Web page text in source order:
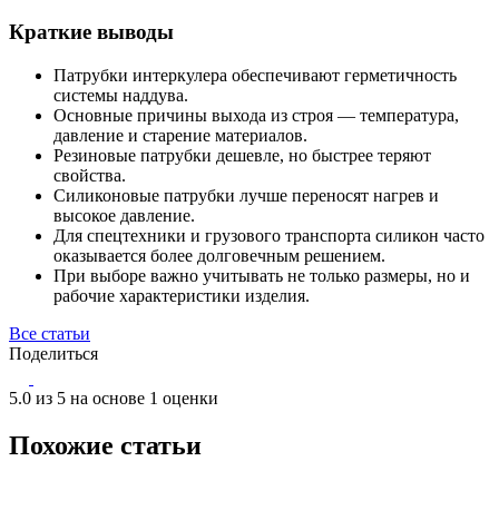
Краткие выводы
Патрубки интеркулера обеспечивают герметичность
системы наддува.
Основные причины выхода из строя — температура,
давление и старение материалов.
Резиновые патрубки дешевле, но быстрее теряют
свойства.
Силиконовые патрубки лучше переносят нагрев и
высокое давление.
Для спецтехники и грузового транспорта силикон часто
оказывается более долговечным решением.
При выборе важно учитывать не только размеры, но и
рабочие характеристики изделия.
Все статьи
Поделиться
5.0 из 5 на основе 1 оценки
Похожие статьи